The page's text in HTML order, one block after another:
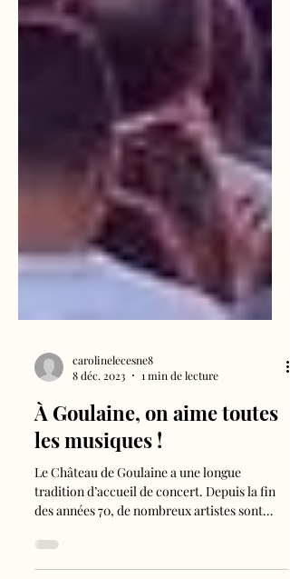
8 déc. 2023
1 min de lecture
À Goulaine, on aime toutes
les musiques !
Le Château de Goulaine a une longue
des années 70, de nombreux artistes sont
passés à...